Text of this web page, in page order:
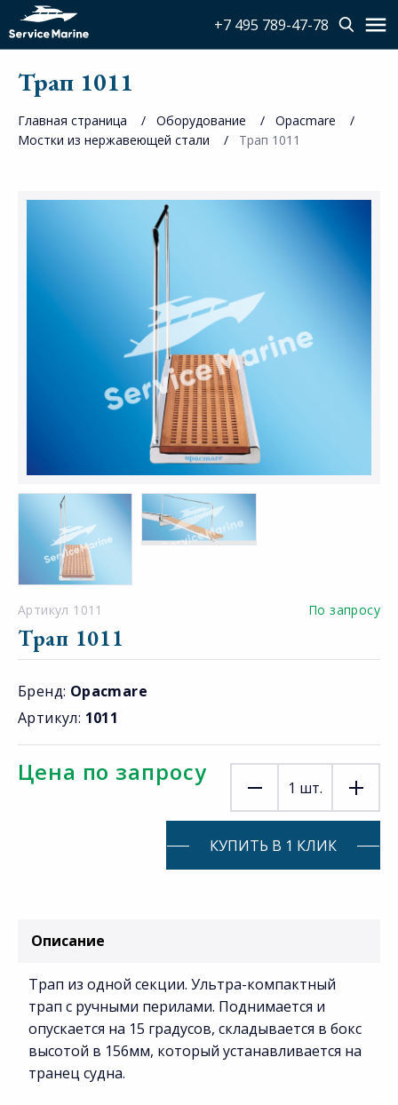
+7 495 789-47-78
Трап 1011
Главная страница Оборудование
Opacmare
Мостки из нержавеющей стали
Трап 1011
Артикул 1011 По запросу
Трап 1011
Бренд: Opacmare
Артикул: 1011
Цена по запросу
1 шт.
КУПИТЬ В 1 КЛИК
Описание
Трап из одной секции. Ультра-компактный
трап с ручными перилами. Поднимается и
опускается на 15 градусов, складывается в бокс
высотой в 156мм, который устанавливается на
транец судна.